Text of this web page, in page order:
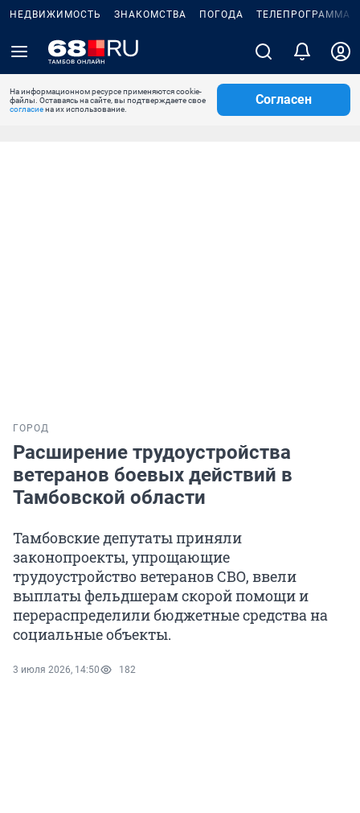
НЕДВИЖИМОСТЬ ЗНАКОМСТВА ПОГОДА ТЕЛЕПРОГРАММА
На информационном ресурсе применяются cookie-
файлы. Оставаясь на сайте, вы подтверждаете свое
согласиена их использование.
Согласен
ГОРОД
Расширение трудоустройства
ветеранов боевых действий в
Тамбовской области
Тамбовские депутаты приняли
законопроекты, упрощающие
трудоустройство ветеранов СВО, ввели
выплаты фельдшерам скорой помощи и
перераспределили бюджетные средства на
социальные объекты.
3 июля 2026, 14:50 182